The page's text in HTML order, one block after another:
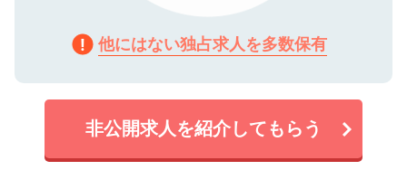
他にはない独占求人を多数保有
非公開求人を紹介してもらう